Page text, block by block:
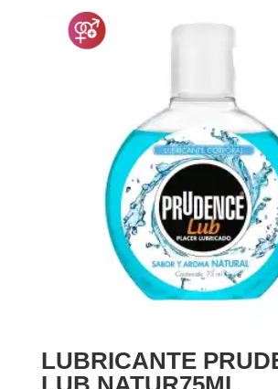
LUBRICANTE